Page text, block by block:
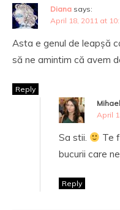
Diana says:
April 18, 2011 at
Asta e genul de leapșă
să ne amintim că avem
Reply
April
Sa stii.
Te
bucurii care
Reply